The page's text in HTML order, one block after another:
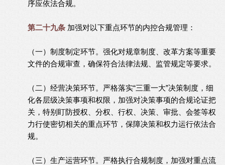
序应依法合规。
第二十九条 加强对以下重点环节的内控合规管理：
（一）制度制定环节。强化对规章制度、改革方案等重要
文件的合规审查，确保符合法律法规、监管规定等要求。
（二）经营决策环节。严格落实“三重一大”决策制度，细
化各层级决策事项和权限，加强对决策事项的合规论证把
关，特别盯防授权、分权、行权、决策、审批、会签等权
力行使密切相关的重点环节，保障决策和权力运行依法合
规。
（三）生产运营环节。严格执行合规制度，加强对重点流